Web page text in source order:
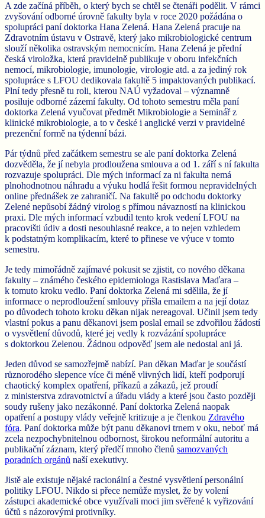
A zde začíná příběh, o který bych se chtěl se čtenáři podělit. V rámci
zvyšování odborné úrovně fakulty byla v roce 2020 požádána o
spolupráci paní doktorka Hana Zelená. Hana Zelená pracuje na
Zdravotním ústavu v Ostravě, který jako mikrobiologické centrum
slouží několika ostravským nemocnicím. Hana Zelená je přední
česká viroložka, která pravidelně publikuje v oboru infekčních
nemocí, mikrobiologie, imunologie, virologie atd. a za jediný rok
spolupráce s LFOU dedikovala fakultě 5 impaktovaných publikací.
Plní tedy přesně tu roli, kterou NAÚ vyžadoval – významně
posiluje odborné zázemí fakulty. Od tohoto semestru měla paní
doktorka Zelená vyučovat předmět Mikrobiologie a Seminář z
klinické mikrobiologie, a to v české i anglické verzi v pravidelné
prezenční formě na týdenní bázi.
Pár týdnů před začátkem semestru se ale paní doktorka Zelená
dozvěděla, že jí nebyla prodloužena smlouva a od 1. září s ní fakulta
rozvazuje spolupráci. Dle mých informací za ni fakulta nemá
plnohodnotnou náhradu a výuku hodlá řešit formou nepravidelných
online přednášek ze zahraničí. Na fakultě po odchodu doktorky
Zelené nepůsobí žádný virolog s přímou návazností na klinickou
praxi. Dle mých informací vzbudil tento krok vedení LFOU na
pracovišti údiv a dosti nesouhlasné reakce, a to nejen vzhledem
k podstatným komplikacím, které to přinese ve výuce v tomto
semestru.
Je tedy mimořádně zajímavé pokusit se zjistit, co nového děkana
fakulty – známého českého epidemiologa Rastislava Maďara –
k tomuto kroku vedlo. Paní doktorka Zelená mi sdělila, že jí
informace o neprodloužení smlouvy přišla emailem a na její dotaz
po důvodech tohoto kroku děkan nijak nereagoval. Učinil jsem tedy
vlastní pokus a panu děkanovi jsem poslal email se zdvořilou žádostí
o vysvětlení důvodů, které jej vedly k rozvázání spolupráce
s doktorkou Zelenou. Žádnou odpověď jsem ale nedostal ani já.
Jeden důvod se samozřejmě nabízí. Pan děkan Maďar je součástí
různorodého slepence více či méně vlivných lidí, kteří podporují
chaotický komplex opatření, příkazů a zákazů, jež proudí
z ministerstva zdravotnictví a úřadu vlády a které jsou často později
soudy rušeny jako nezákonné. Paní doktorka Zelená naopak
opatření a postupy vlády veřejně kritizuje a je členkou Zdravého
fóra. Paní doktorka může být panu děkanovi trnem v oku, neboť má
zcela nezpochybnitelnou odbornost, širokou neformální autoritu a
publikační záznam, který předčí mnoho členů samozvaných
poradních orgánů naší exekutivy.
Jistě ale existuje nějaké racionální a čestné vysvětlení personální
politiky LFOU. Nikdo si přece nemůže myslet, že by volení
zástupci akademické obce využívali moci jim svěřené k vyřizování
účtů s názorovými protivníky.